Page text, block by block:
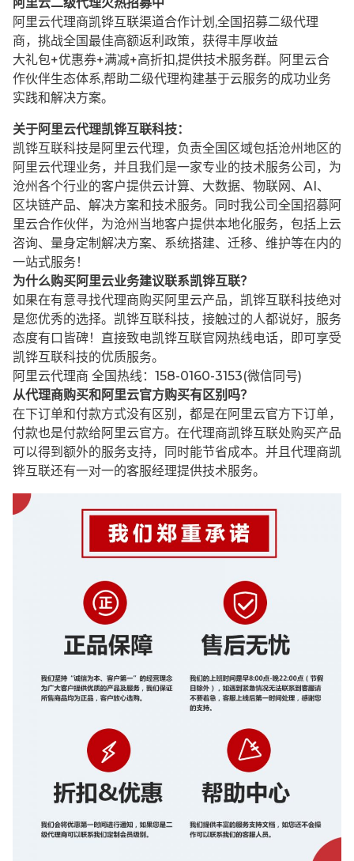
阿里云二级代理火热招募中
阿里云代理商凯铧互联渠道合作计划,全国招募二级代理
商，挑战全国最佳高额返利政策，获得丰厚收益
大礼包+优惠券+满减+高折扣,提供技术服务群。阿里云合
作伙伴生态体系,帮助二级代理构建基于云服务的成功业务
实践和解决方案。
关于阿里云代理凯铧互联科技：
凯铧互联科技是阿里云代理，负责全国区域包括沧州地区的
阿里云代理业务，并且我们是一家专业的技术服务公司，为
沧州各个行业的客户提供云计算、大数据、物联网、AI、
区块链产品、解决方案和技术服务。同时我公司全国招募阿
里云合作伙伴，为沧州当地客户提供本地化服务，包括上云
咨询、量身定制解决方案、系统搭建、迁移、维护等在内的
一站式服务！
为什么购买阿里云业务建议联系凯铧互联？
如果在有意寻找代理商购买阿里云产品，凯铧互联科技绝对
是您优秀的选择。凯铧互联科技，接触过的人都说好，服务
态度有口皆碑！直接致电凯铧互联官网热线电话，即可享受
凯铧互联科技的优质服务。
阿里云代理商 全国热线：158-0160-3153(微信同号)
从代理商购买和阿里云官方购买有区别吗？
在下订单和付款方式没有区别，都是在阿里云官方下订单，
付款也是付款给阿里云官方。在代理商凯铧互联处购买产品
可以得到额外的服务支持，同时能节省成本。并且代理商凯
铧互联还有一对一的客服经理提供技术服务。